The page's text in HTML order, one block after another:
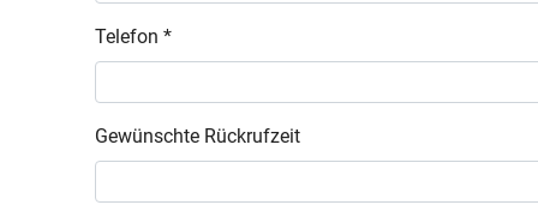
Telefon *
Gewünschte Rückrufzeit